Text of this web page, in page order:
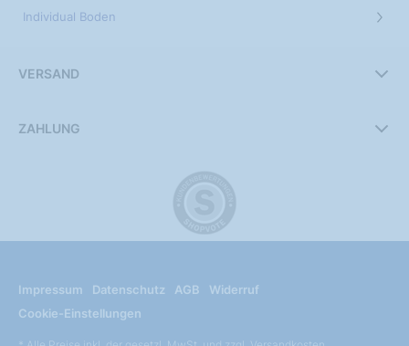
Individual Boden
VERSAND
ZAHLUNG
Impressum Datenschutz AGB
Widerruf
Cookie-Einstellungen